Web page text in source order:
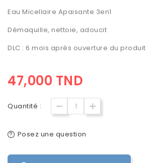
Eau Micellaire Apaisante 3en1
Démaquille, nettoie, adoucit
DLC : 6 mois après ouverture du produit
47,000 TND
Quantité :
Posez une question